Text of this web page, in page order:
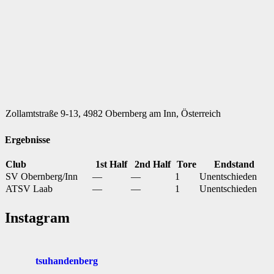
Zollamtstraße 9-13, 4982 Obernberg am Inn, Österreich
Ergebnisse
Club 1st Half 2nd Half Tore
Endstand
SV Obernberg/Inn
— — 1
Unentschieden
ATSV Laab
— — 1 Unentschieden
Instagram
tsuhandenberg